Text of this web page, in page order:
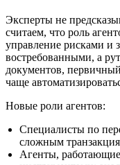
Эксперты не
считаем, что роль
управление рисками и
востребованными, а
документов,
чаще
Новые роли агентов:
Специалисты по
сложным
Агенты,